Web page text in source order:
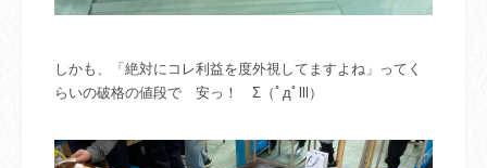
しかも、「絶対にコレ利益を度外視してますよね」ってく
らいの破格の値段で 安っ！ Σ（ﾟдﾟlll）